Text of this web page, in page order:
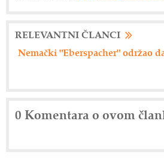
RELEVANTNI ČLANCI
Nemački "Eberspacher" održao
0 Komentara o ovom